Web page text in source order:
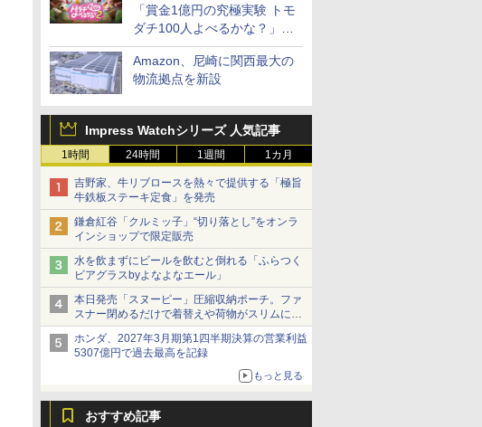
「賞金1億円の究極実験 トモ
ダチ100人よべるかな？」シ
ーズン2の参加者公開
Amazon、尼崎に関西最大の
物流拠点を新設
Impress Watchシリーズ 人気記事
1時間 24時間 1週間 1カ月
吉野家、牛リブロースを熱々で提供する「極旨
牛鉄板ステーキ定食」を発売
鎌倉紅谷「クルミッ子」“切り落とし”をオンラ
インショップで限定販売
水を飲まずにビールを飲むと倒れる「ふらつく
ビアグラスbyよなよなエール」
本日発売「スヌーピー」圧縮収納ポーチ。ファ
スナー閉めるだけで着替えや荷物がスリムにま
とまる
ホンダ、2027年3月期第1四半期決算の営業利益
5307億円で過去最高を記録
もっと見る
おすすめ記事